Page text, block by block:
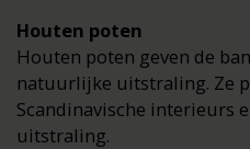
Houten poten
Houten poten geven de
natuurlijke uitstraling. Ze
Scandinavische interieurs
uitstraling.